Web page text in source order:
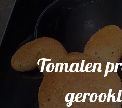
Tomaten